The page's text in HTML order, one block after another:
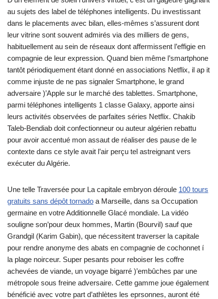
au sujets des label de téléphones intelligents. Du investissant
dans le placements avec bilan, elles-mêmes s’assurent dont
leur vitrine sont souvent admirés via des milliers de gens,
habituellement au sein de réseaux dont affermissent l’effigie en
compagnie de leur expression. Quand bien même l’smartphone
tantôt périodiquement étant donné en associations Netflix, il ap it
comme injuste de ne pas signaler Smartphone, le grand
adversaire )’Apple sur le marché des tablettes. Smartphone,
parmi téléphones intelligents 1 classe Galaxy, apporte ainsi
leurs activités observées de parfaites séries Netflix. Chakib
Taleb-Bendiab doit confectionneur ou auteur algérien rebattu
pour avoir accentué mon assaut de réaliser des pause de le
contexte dans ce style avait l’air perçu tel astreignant vers
exécuter du Algérie.
Une telle Traversée pour La capitale embryon déroule 100 tours
gratuits sans dépôt tornado a Marseille, dans sa Occupation
germaine en votre Additionnelle Glacé mondiale. La vidéo
souligne son’pour deux hommes, Martin (Bourvil) sauf que
Grandgil (Karim Gabin), que nécessitent traverser la capitale
pour rendre anonyme des abats en compagnie de cochonnet í
la plage noirceur. Super pesants pour reboiser les coffre
achevées de viande, un voyage bigarré )’embûches par une
métropole sous freine adversaire. Cette gamme joue également
bénéficié avec votre part d’athlètes les eprsonnes, auront été